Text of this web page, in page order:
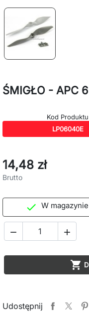
ŚMIGŁO - APC
Kod Produktu
LP06040E
14,48 zł
Brutto
 W magazynie
 

Udostępnij